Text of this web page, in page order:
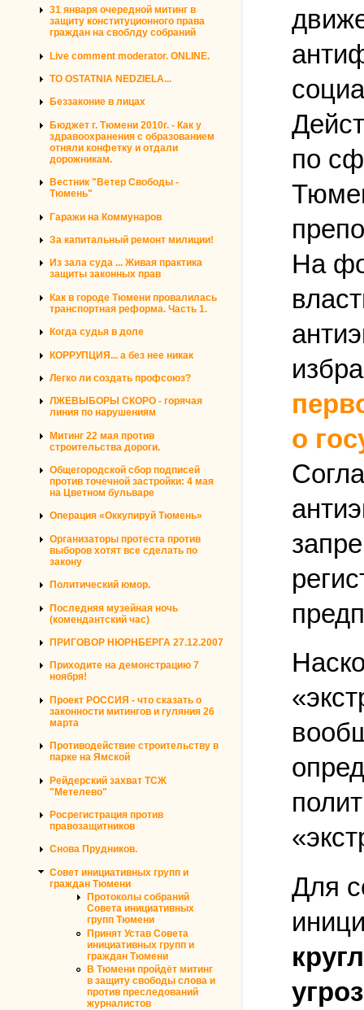
31 января очередной митинг в
защиту конституционного права
граждан на своблду собраний
Live comment moderator. ONLINE.
TO OSTATNIA NEDZIELA...
Беззаконие в лицах
Бюджет г. Тюмени 2010г. - Как у
здравоохранения с образованием
отняли конфетку и отдали
дорожникам.
Вестник "Ветер Свободы -
Тюмень"
Гаражи на Коммунаров
За капитальный ремонт милиции!
Из зала суда ... Живая практика
защиты законных прав
Как в городе Тюмени провалилась
транспортная реформа. Часть 1.
Когда судья в доле
КОРРУПЦИЯ... а без нее никак
Легко ли создать профсоюз?
ЛЖЕВЫБОРЫ СКОРО - горячая
линия по нарушениям
Митинг 22 мая против
строительства дороги.
Общегородской сбор подписей
против точечной застройки: 4 мая
на Цветном бульваре
Операция «Оккупируй Тюмень»
Организаторы протеста против
выборов хотят все сделать по
закону
Политический юмор.
Последняя музейная ночь
(комендантский час)
ПРИГОВОР НЮРНБЕРГА 27.12.2007
Приходите на демонстрацию 7
ноября!
Проект РОССИЯ - что сказать о
законности митингов и гуляния 26
марта
Противодействие строительству в
парке на Ямской
Рейдерский захват ТСЖ
"Метелево"
Росрегистрация против
правозащитников
Снова Прудников.
Совет инициативных групп и
граждан Тюмени
Протоколы собраний
Совета инициативных
групп Тюмени
Принят Устав Совета
инициативных групп и
граждан Тюмени
В Тюмени пройдёт митинг
в защиту свободы слова и
против преследований
журналистов
по
На
о
Для